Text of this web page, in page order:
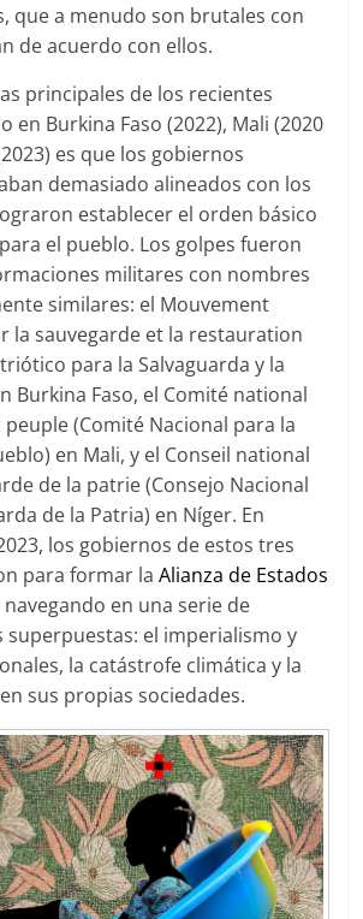
que a menudo son brutales con
de acuerdo con ellos.
principales de los recientes
en Burkina Faso (2022), Mali (2020
es que los gobiernos
demasiado alineados con los
establecer el orden básico
el pueblo. Los golpes fueron
militares con nombres
similares: el Mouvement
la sauvegarde et la restauration
para la Salvaguarda y la
Burkina Faso, el Comité national
(Comité Nacional para la
en Mali, y el Conseil national
de la patrie (Consejo Nacional
de la Patria) en Níger. En
los gobiernos de estos tres
para formar laAlianza de Estados
navegando en una serie de
superpuestas: el imperialismo y
la catástrofe climática y la
sus propias sociedades.